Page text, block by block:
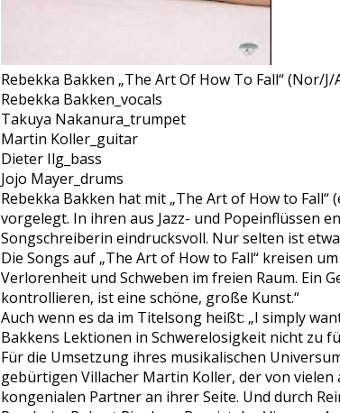
Rebekka Bakken „The Art Of How To Fall“ (Nor/J/
Rebekka Bakken_vocals
Takuya Nakanura_trumpet
Martin Koller_guitar
Dieter Ilg_bass
Jojo Mayer_drums
Rebekka Bakken hat mit „The Art of How to
vorgelegt. In ihren aus Jazz- und Popeinflüssen
Songschreiberin eindrucksvoll. Nur selten ist
Die Songs auf „The Art of How to Fall“ kreisen
Verlorenheit und Schweben im freien Raum. Ein
kontrollieren, ist eine schöne, große Kunst.“
Auch wenn es da im Titelsong heißt: „I simply
Bakkens Lektionen in Schwerelosigkeit nicht zu
Für die Umsetzung ihres musikalischen
gebürtigen Villacher Martin Koller, der von vielen
kongenialen Partner an ihrer Seite. Und durch